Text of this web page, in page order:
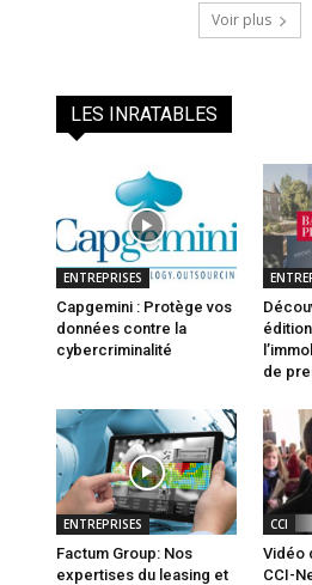
Voir plus
LES INRATABLES
ENTREPRISES
Capgemini : Protège vos
données contre la
cybercriminalité
de
ENTREPRISES
Factum Group: Nos
expertises du leasing et
CCI
Vidéo
CCI-